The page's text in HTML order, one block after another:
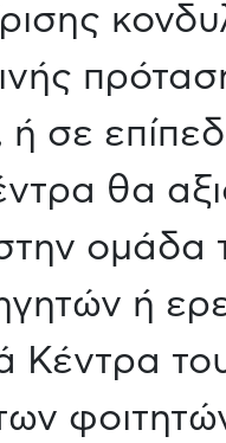
ή σε
θα
ομάδα
ή
Κέντρα